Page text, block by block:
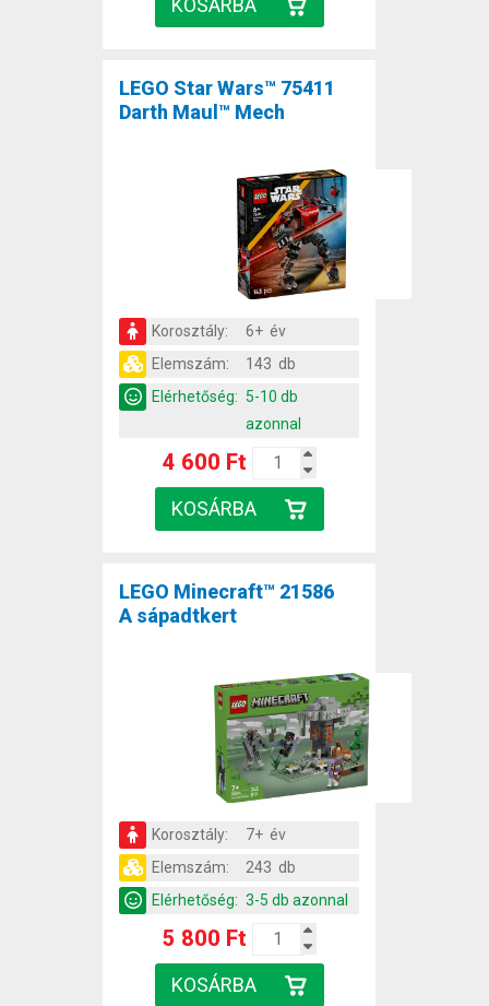
LEGO Star Wars™ 75411
Darth Maul™ Mech
Korosztály:
6+ év
Elemszám:
143 db
Elérhetőség: 5-10 db
azonnal
4 600 Ft
LEGO Minecraft™ 21586
A sápadtkert
Korosztály:
7+ év
Elemszám:
243 db
Elérhetőség: 3-5 db azonnal
5 800 Ft